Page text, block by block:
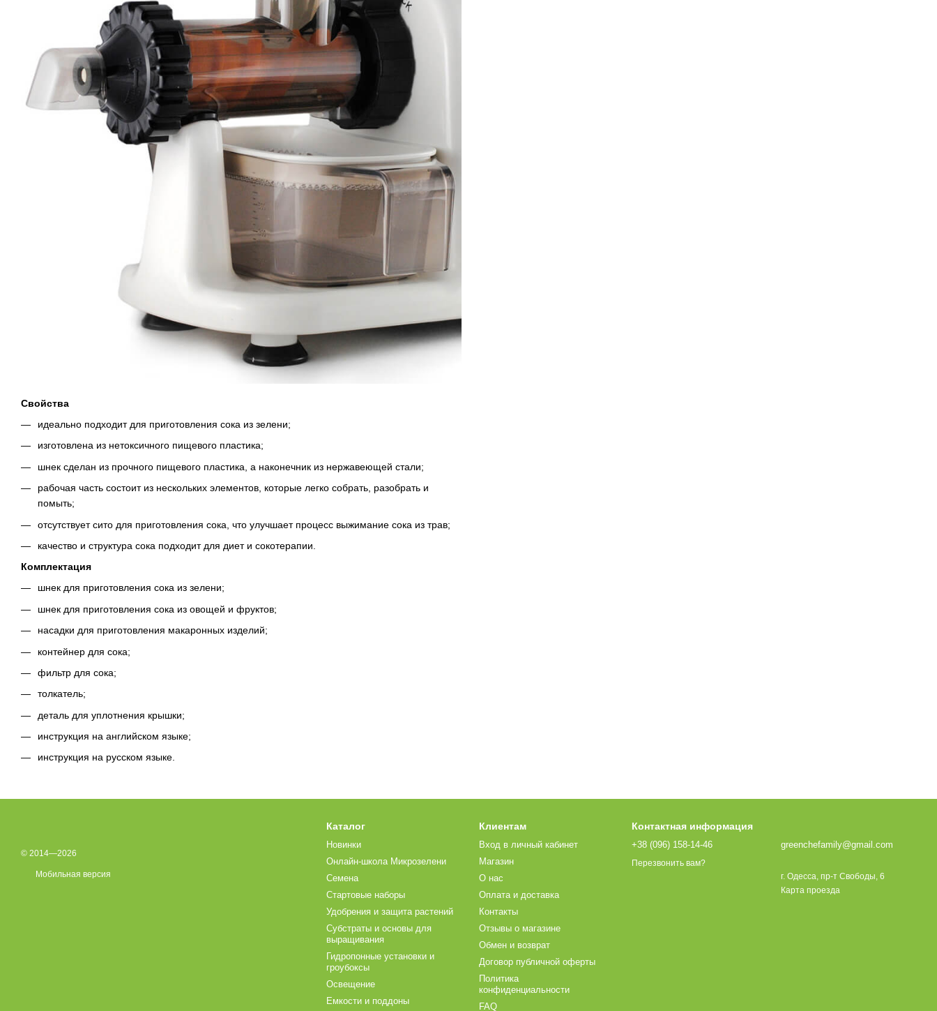
Свойства
идеально подходит для приготовления сока из зелени;
изготовлена из нетоксичного пищевого пластика;
шнек сделан из прочного пищевого пластика, а наконечник из нержавеющей стали;
рабочая часть состоит из нескольких элементов, которые легко собрать, разобрать и
помыть;
отсутствует сито для приготовления сока, что улучшает процесс выжимание сока из трав;
качество и структура сока подходит для диет и сокотерапии.
Комплектация
шнек для приготовления сока из зелени;
шнек для приготовления сока из овощей и фруктов;
насадки для приготовления макаронных изделий;
контейнер для сока;
фильтр для сока;
толкатель;
деталь для уплотнения крышки;
инструкция на английском языке;
инструкция на русском языке.
© 2014—2026
Мобильная версия
Каталог
Новинки
Онлайн-школа Микрозелени
Семена
Стартовые наборы
Удобрения и защита растений
Субстраты и основы для
выращивания
Гидропонные установки и
гроубоксы
Освещение
Емкости и поддоны
Клиентам
Вход в личный кабинет
Магазин
О нас
Оплата и доставка
Контакты
Отзывы о магазине
Обмен и возврат
Договор публичной оферты
Политика
конфиденциальности
FAQ
Контактная информация
+38 (096) 158-14-46
Перезвонить вам?
greenchefamily@gmail.com
г. Одесса, пр-т Свободы, 6
Карта проезда